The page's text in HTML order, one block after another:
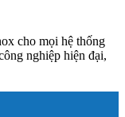
cho mọi hệ thống
nghiệp hiện đại,